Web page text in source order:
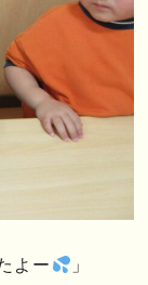
よー
」